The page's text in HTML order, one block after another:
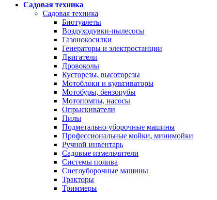
Садовая техника
Садовая техника
Биотуалеты
Воздуходувки-пылесосы
Газонокосилки
Генераторы и электростанции
Двигатели
Дровоколы
Кусторезы, высоторезы
Мотоблоки и культиваторы
Мотобуры, бензорубы
Мотопомпы, насосы
Опрыскиватели
Пилы
Подметально-уборочные машины
Профессиональные мойки, минимойки
Ручной инвентарь
Садовые измельчители
Системы полива
Снегоуборочные машины
Тракторы
Триммеры